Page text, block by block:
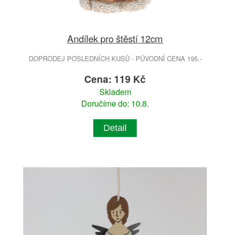
Andílek pro štěstí 12cm
DOPRODEJ POSLEDNÍCH KUSŮ - PŮVODNÍ CENA 195.-
Cena: 119 Kč
Skladem
Doručíme do: 10.8.
Detail